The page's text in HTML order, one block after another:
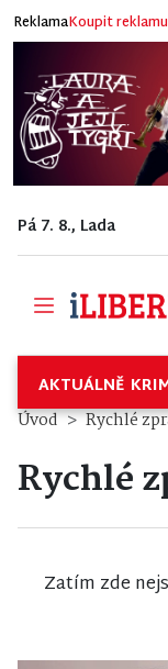
ReklamaKoupit reklamu
Pá 7. 8., Lada
AKTUÁLNĚ
Úvod Rychlé
Rychlé
Zatím zde